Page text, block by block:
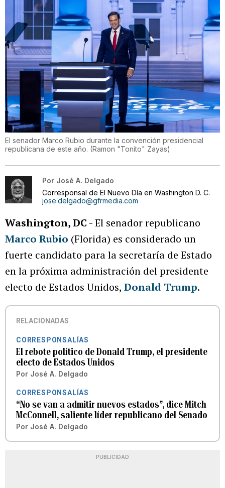
El senador Marco Rubio durante la convención presidencial
republicana de este año. (Ramon "Tonito" Zayas)
Por José A. Delgado
Corresponsal de El Nuevo Día en Washington D. C.
jose.delgado@gfrmedia.com
Washington, DC - El senador republicano
Marco Rubio (Florida) es considerado un
fuerte candidato para la secretaría de Estado
en la próxima administración del presidente
electo de Estados Unidos, Donald Trump.
RELACIONADAS
CORRESPONSALÍAS
El rebote político de Donald Trump, el presidente
electo de Estados Unidos
Por José A. Delgado
CORRESPONSALÍAS
“No se van a admitir nuevos estados”, dice Mitch
McConnell, saliente líder republicano del Senado
Por José A. Delgado
PUBLICIDAD